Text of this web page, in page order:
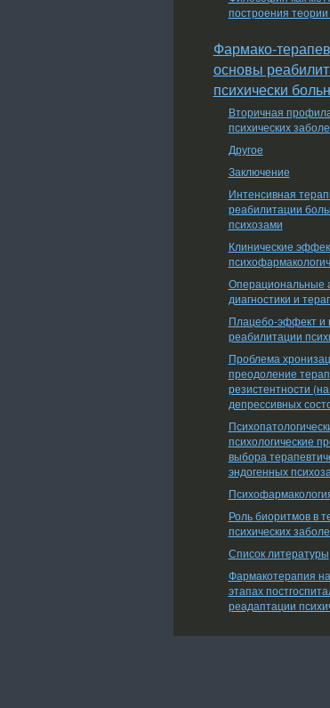
построения
Фармако-
основы
психически
Вторичная
психических
Другое
Заключение
Интенсивная
реабилитации
психозами
Клинические
Операциональные
диагностики и
Плацебо-эффект и
реабилитации
Проблема
преодоление
резистентности
депрессивных
психологические
выбора
эндогенных
Роль биоритмов в
психических
Список литературы
Фармакотерапия
этапах
реадаптации